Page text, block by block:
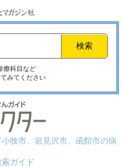
療科目など
みてください
牧市、岩見沢市、函館市の病
ガイド